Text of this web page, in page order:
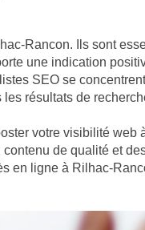
Rancon. Ils sont
une indication
SEO se
résultats de
votre visibilité web
de qualité et
en ligne à Rilhac-